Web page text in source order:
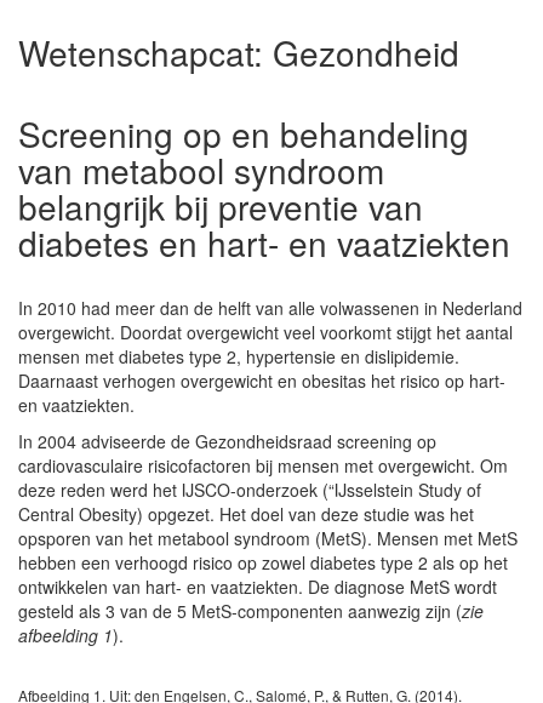
Wetenschapcat: Gezondheid
Screening op en behandeling
van metabool syndroom
belangrijk bij preventie van
diabetes en hart- en vaatziekten
In 2010 had meer dan de helft van alle volwassenen in Nederland
overgewicht. Doordat overgewicht veel voorkomt stijgt het aantal
mensen met diabetes type 2, hypertensie en dislipidemie.
Daarnaast verhogen overgewicht en obesitas het risico op hart-
en vaatziekten.
In 2004 adviseerde de Gezondheidsraad screening op
cardiovasculaire risicofactoren bij mensen met overgewicht. Om
deze reden werd het IJSCO-onderzoek (“IJsselstein Study of
Central Obesity) opgezet. Het doel van deze studie was het
opsporen van het metabool syndroom (MetS). Mensen met MetS
hebben een verhoogd risico op zowel diabetes type 2 als op het
ontwikkelen van hart- en vaatziekten. De diagnose MetS wordt
gesteld als 3 van de 5 MetS-componenten aanwezig zijn (zie
afbeelding 1).
Afbeelding 1. Uit: den Engelsen, C., Salomé, P., & Rutten, G. (2014).